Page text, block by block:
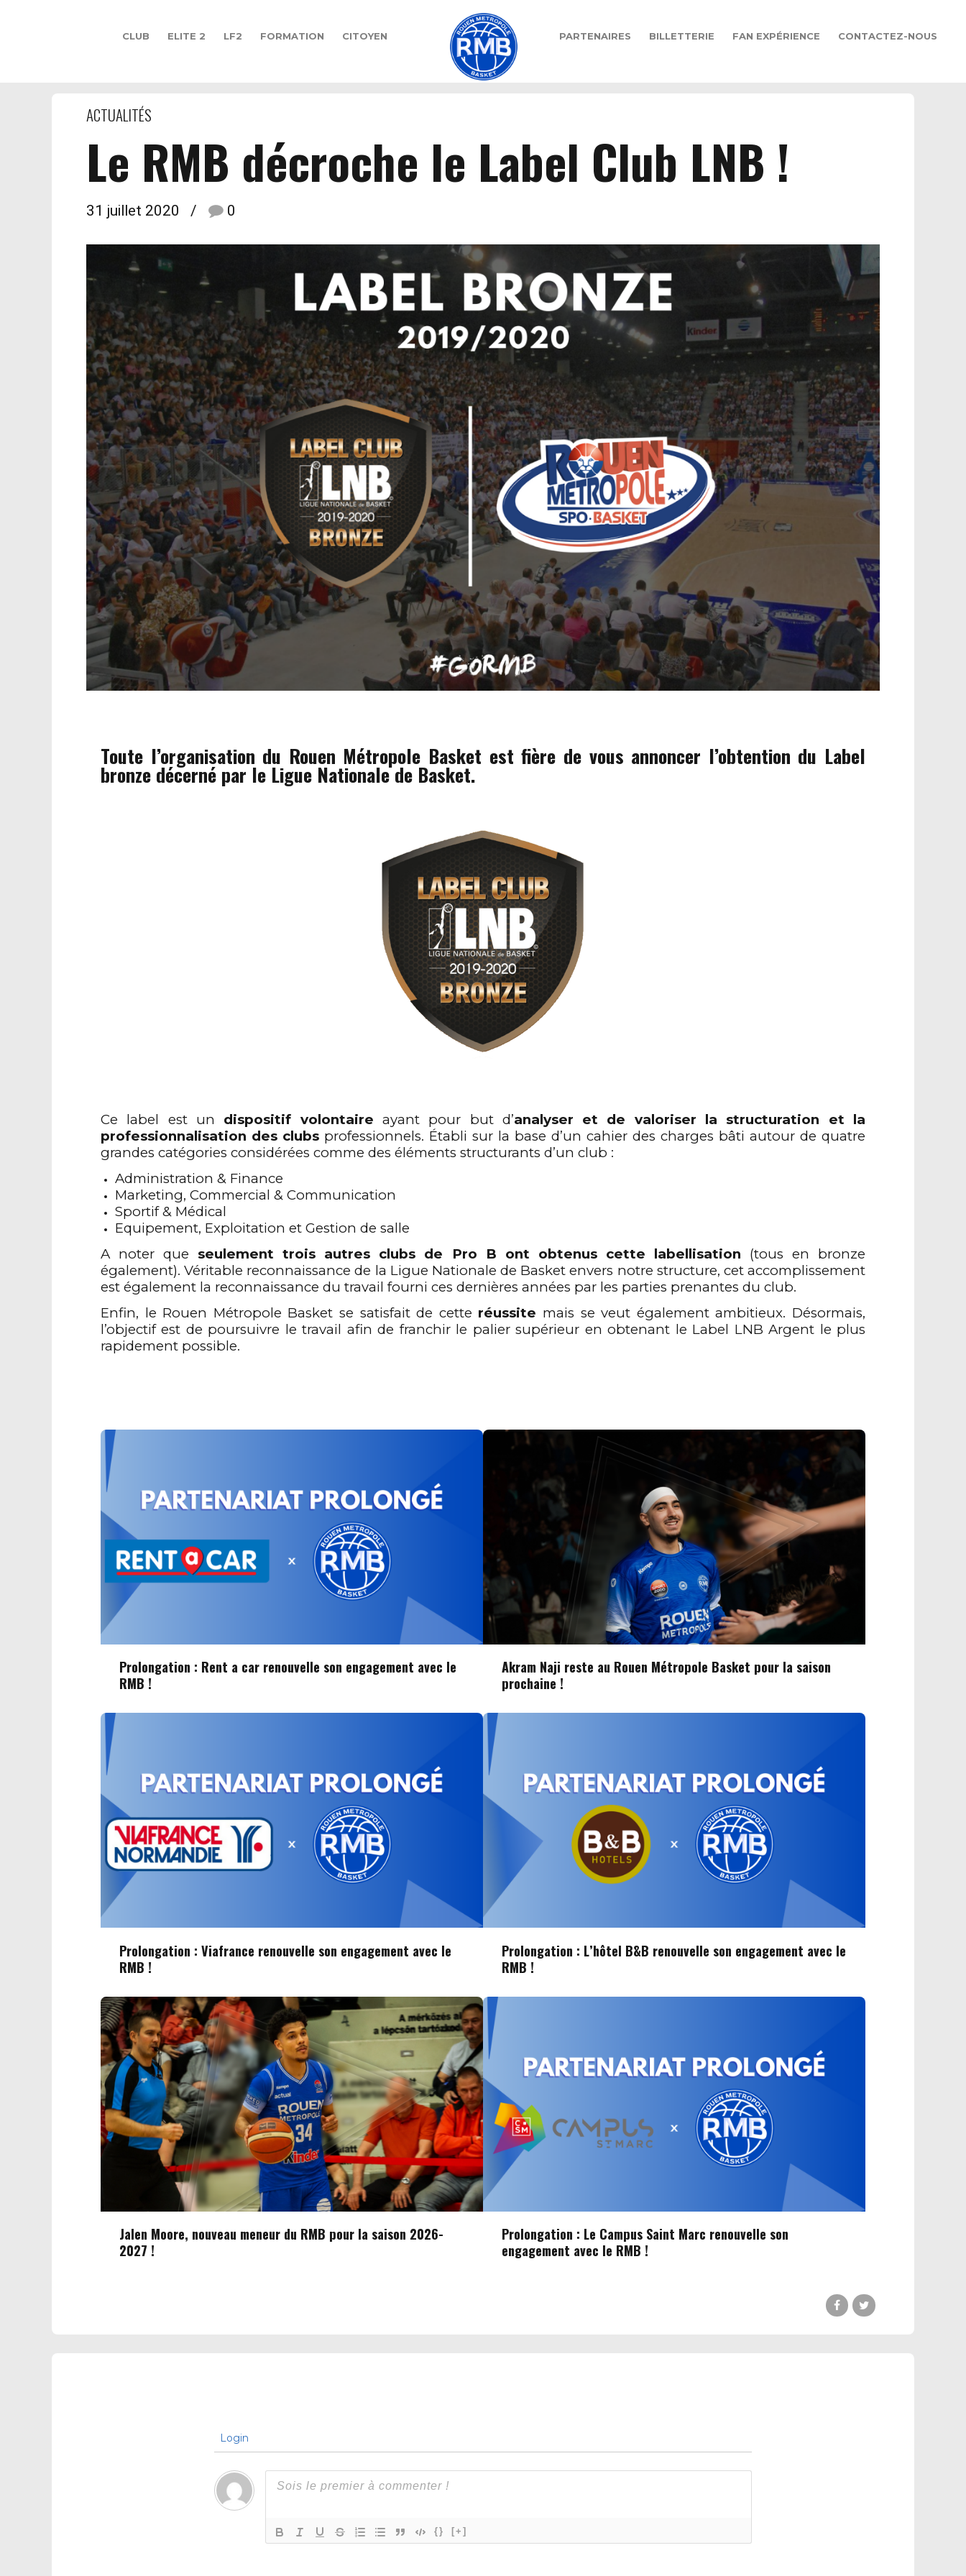
CLUB ELITE 2 LF2 FORMATION CITOYEN PARTENAIRES BILLETTERIE FAN EXPÉRIENCE CONTACTEZ-NOUS
ACTUALITÉS
Le RMB décroche le Label Club LNB !
31 juillet 2020 0
Toute l’organisation du Rouen Métropole Basket est fière de vous annoncer l’obtention du Label
bronze décerné par le Ligue Nationale de Basket.
Ce label est un dispositif volontaire ayant pour but d’analyser et de valoriser la structuration et la
professionnalisation des clubs professionnels. Établi sur la base d’un cahier des charges bâti autour de quatre
grandes catégories considérées comme des éléments structurants d’un club :
Administration & Finance
Marketing, Commercial & Communication
Sportif & Médical
Equipement, Exploitation et Gestion de salle
A noter que seulement trois autres clubs de Pro B ont obtenus cette labellisation (tous en bronze
également). Véritable reconnaissance de la Ligue Nationale de Basket envers notre structure, cet accomplissement
est également la reconnaissance du travail fourni ces dernières années par les parties prenantes du club.
Enfin, le Rouen Métropole Basket se satisfait de cette réussite mais se veut également ambitieux. Désormais,
l’objectif est de poursuivre le travail afin de franchir le palier supérieur en obtenant le Label LNB Argent le plus
rapidement possible.
Prolongation : Rent a car renouvelle son engagement avec le
RMB !
Akram Naji reste au Rouen Métropole Basket pour la saison
prochaine !
Prolongation : Viafrance renouvelle son engagement avec le
RMB !
Prolongation : L’hôtel B&B renouvelle son engagement avec le
RMB !
Jalen Moore, nouveau meneur du RMB pour la saison 2026-
2027 !
Prolongation : Le Campus Saint Marc renouvelle son
engagement avec le RMB !
Login
{} [+]